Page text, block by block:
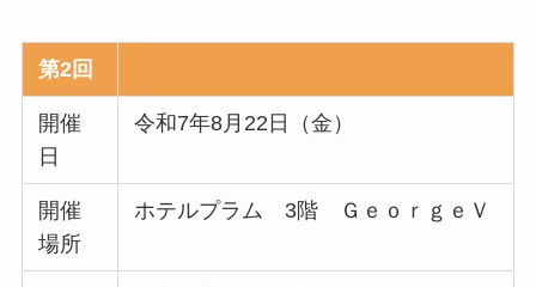
第2回
開催
日
令和7年8月22日（金）
開催
場所
ホテルプラム 3階 ＧｅｏｒｇｅＶ